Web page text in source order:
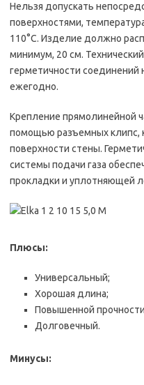
Нельзя допускать
поверхностями,
110°С. Изделие должно
минимум, 20 см.
герметичности
ежегодно.
Крепление прямолинейной
помощью разъемных клипс,
поверхности стены.
системы подачи газа
прокладки и уплотняющей
Плюсы:
Универсальный;
Хорошая длина;
Повышенной
Долговечный.
Минусы: